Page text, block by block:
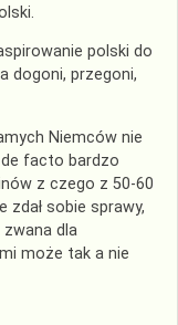
polski do
dogoni, przegoni,
Niemców nie
facto bardzo
z czego z 50-60
zdał sobie sprawy,
dla
może tak a nie